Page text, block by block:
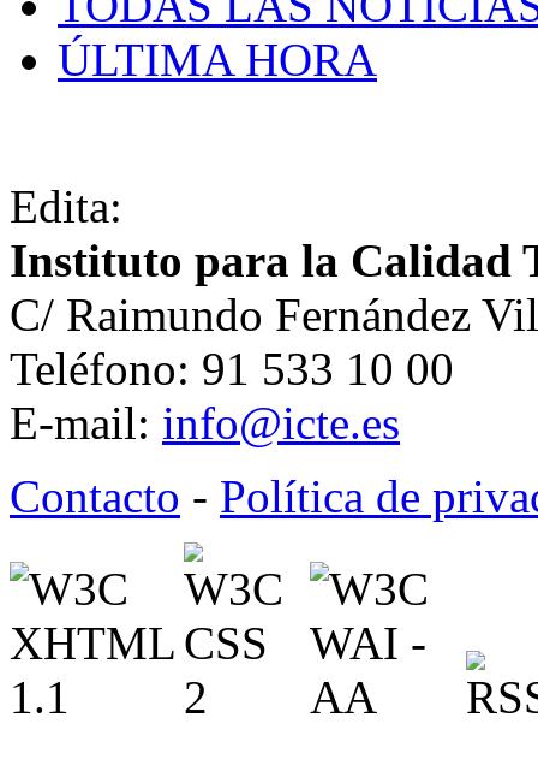
ÚLTIMA HORA
Edita:
Instituto para la Calidad
C/ Raimundo Fernández
Teléfono: 91 533 10 00
E-mail: info@icte.es
Contacto - Política de